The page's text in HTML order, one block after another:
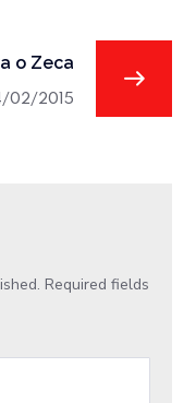
o Zeca
02/2015
Required fields